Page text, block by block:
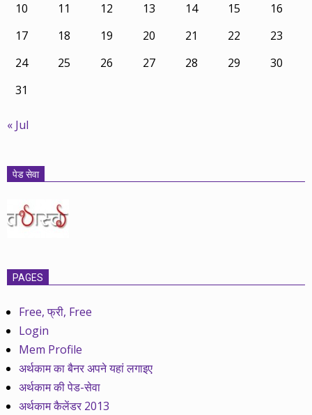
10
11 12 13 14 15
16
17
18 19 20 21 22
23
24
25 26 27 28 29
30
31
« Jul
पेड सेवा
PAGES
Free, फ्री, Free
Login
Mem Profile
अर्थकाम का बैनर अपने यहां लगाइए
अर्थकाम की पेड-सेवा
अर्थकाम कैलेंडर 2013